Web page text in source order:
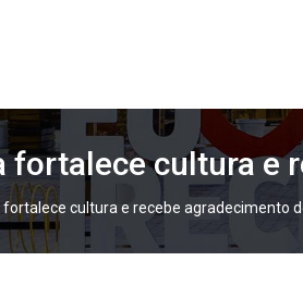
fortalece cultura e
cultura e recebe agradecimento